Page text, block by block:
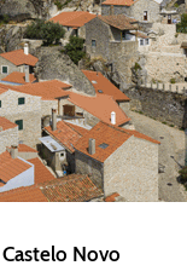
Castelo Novo